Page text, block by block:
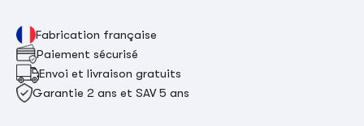
Fabrication française
Paiement sécurisé
Envoi et livraison gratuits
Garantie 2 ans et SAV 5 ans